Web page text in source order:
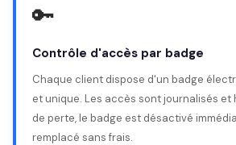
🔑
Contrôle d'accès par badge
Chaque client dispose d'un badge
et unique. Les accès sont journalisés et
de perte, le badge est désactivé
remplacé sans frais.